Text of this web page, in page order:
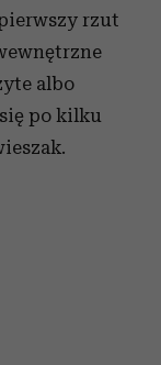
rzut
albo
po kilku